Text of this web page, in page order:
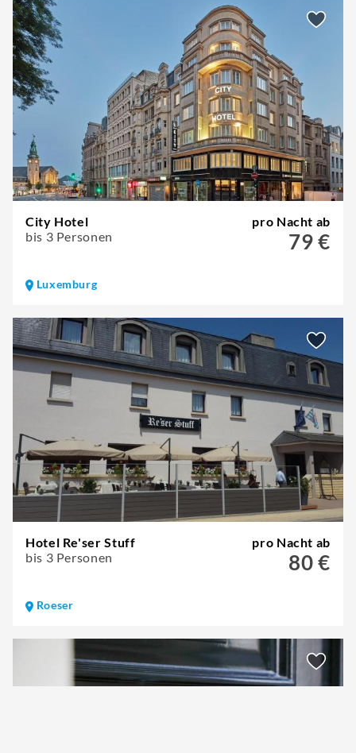
City Hotel
bis 3 Personen
pro Nacht ab
79 €
Luxemburg
Hotel Re'ser Stuff
bis 3 Personen
pro Nacht ab
80 €
Roeser